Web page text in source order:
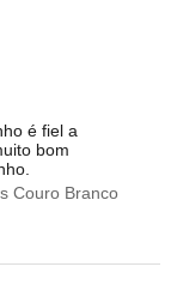
é fiel a
bom
Couro Branco